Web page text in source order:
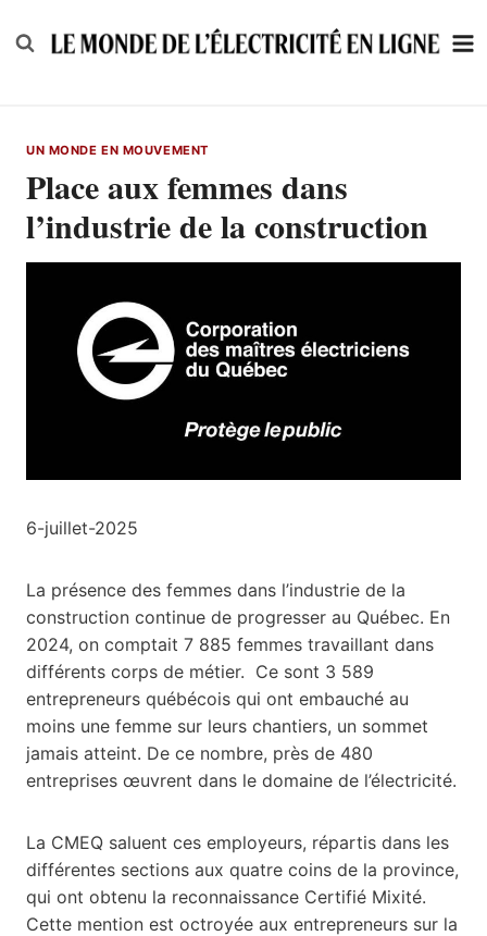
to
UN MONDE EN MOUVEMENT
Place aux femmes dans
l’industrie de la construction
6-juillet-2025
La présence des femmes dans l’industrie de la
construction continue de progresser au Québec. En
2024, on comptait 7 885 femmes travaillant dans
différents corps de métier. Ce sont 3 589
entrepreneurs québécois qui ont embauché au
moins une femme sur leurs chantiers, un sommet
jamais atteint. De ce nombre, près de 480
entreprises œuvrent dans le domaine de l’électricité.
La CMEQ saluent ces employeurs, répartis dans les
différentes sections aux quatre coins de la province,
qui ont obtenu la reconnaissance Certifié Mixité.
Cette mention est octroyée aux entrepreneurs sur la